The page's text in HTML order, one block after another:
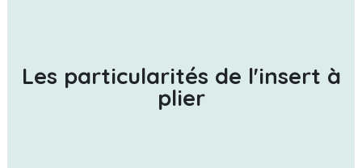
Les particularités de l'insert à
plier